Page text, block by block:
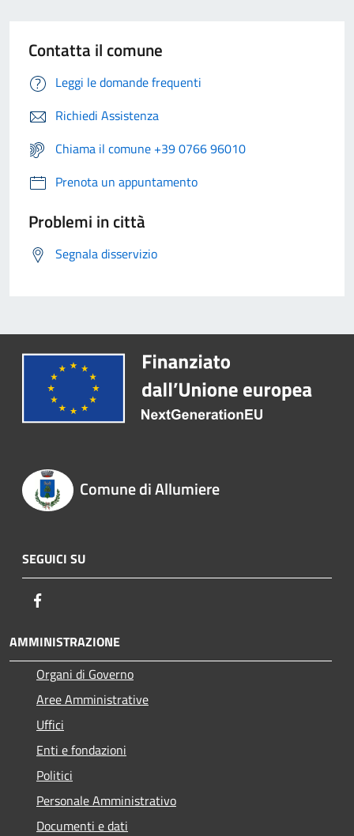
Contatta il comune
Leggi le domande frequenti
Richiedi Assistenza
Chiama il comune +39 0766 96010
Prenota un appuntamento
Problemi in città
Segnala disservizio
Comune di Allumiere
SEGUICI SU
AMMINISTRAZIONE
Organi di Governo
Aree Amministrative
Uffici
Enti e fondazioni
Politici
Personale Amministrativo
Documenti e dati